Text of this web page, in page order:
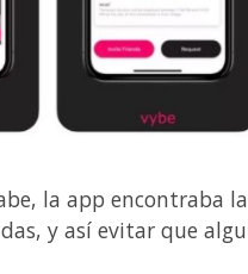
la app encontraba
y así evitar que